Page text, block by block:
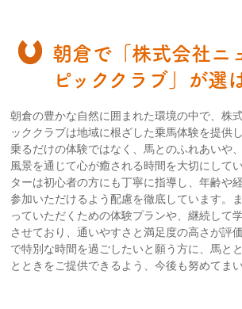
朝倉で「株式会社ニ
ピッククラブ」が選
朝倉の豊かな自然に囲まれた環境の中で、株
ッククラブは地域に根ざした乗馬体験を提供
乗るだけの体験ではなく、馬とのふれあいや
風景を通じて心が癒される時間を大切にして
ターは初心者の方にも丁寧に指導し、年齢や
参加いただけるよう配慮を徹底しています。
っていただくための体験プランや、継続して
させており、通いやすさと満足度の高さが評
で特別な時間を過ごしたいと願う方に、馬と
とときをご提供できるよう、今後も努めてまい